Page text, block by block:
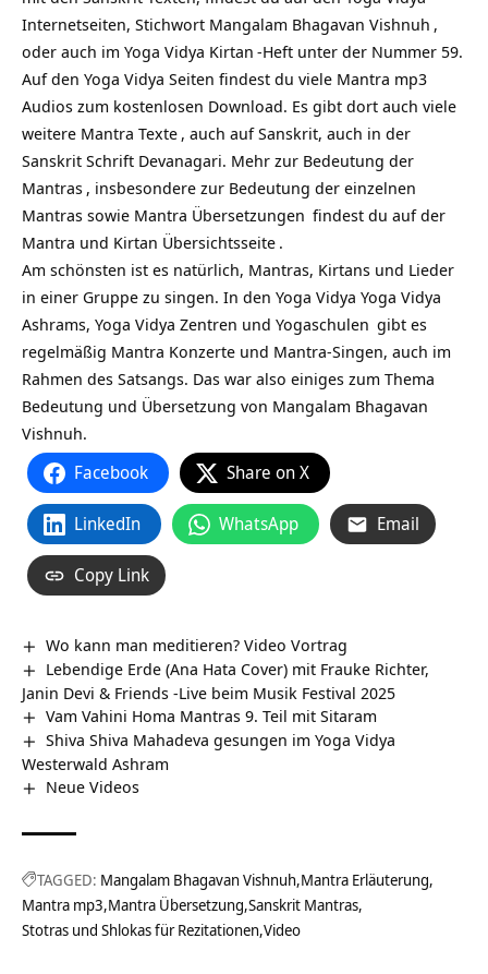
Internetseiten, Stichwort Mangalam Bhagavan Vishnuh ,
oder auch im Yoga Vidya Kirtan -Heft unter der Nummer 59.
Auf den Yoga Vidya Seiten findest du viele Mantra mp3
Audios zum kostenlosen Download. Es gibt dort auch viele
weitere Mantra Texte , auch auf Sanskrit, auch in der
Sanskrit Schrift Devanagari. Mehr zur Bedeutung der
Mantras , insbesondere zur Bedeutung der einzelnen
Mantras sowie Mantra Übersetzungen findest du aufder
Mantra und Kirtan Übersichtsseite .
Am schönsten ist es natürlich, Mantras, Kirtans und Lieder
in einer Gruppe zu singen. In den Yoga Vidya Yoga Vidya
Ashrams, Yoga Vidya Zentren und Yogaschulen gibt es
regelmäßig Mantra Konzerte und Mantra-Singen, auch im
Rahmen des Satsangs. Das war also einiges zum Thema
Bedeutung und Übersetzung von Mangalam Bhagavan
Vishnuh.
Facebook Share on X
LinkedIn WhatsApp Email
Copy Link
Wo kann man meditieren? Video Vortrag
Lebendige Erde (Ana Hata Cover) mit Frauke Richter,
Janin Devi & Friends -Live beim Musik Festival 2025
Vam Vahini Homa Mantras 9. Teil mit Sitaram
Shiva Shiva Mahadeva gesungen im Yoga Vidya
Westerwald Ashram
Neue Videos
TAGGED: Mangalam Bhagavan Vishnuh Mantra Erläuterung
Mantra mp3 Mantra Übersetzung Sanskrit Mantras
Stotras und Shlokas für Rezitationen Video